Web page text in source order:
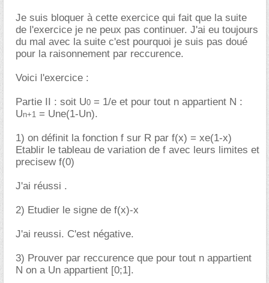
Je suis bloquer à cette exercice qui fait que la suite
de l'exercice je ne peux pas continuer. J'ai eu toujours
du mal avec la suite c'est pourquoi je suis pas doué
pour la raisonnement par reccurence.
Voici l'exercice :
Partie II : soit U0 = 1/e et pour tout n appartient N :
Un+1 = Une(1-Un).
1) on définit la fonction f sur R par f(x) = xe(1-x)
Etablir le tableau de variation de f avec leurs limites et
precisew f(0)
J'ai réussi .
2) Etudier le signe de f(x)-x
J'ai reussi. C'est négative.
3) Prouver par reccurence que pour tout n appartient
N on a Un appartient [0;1].